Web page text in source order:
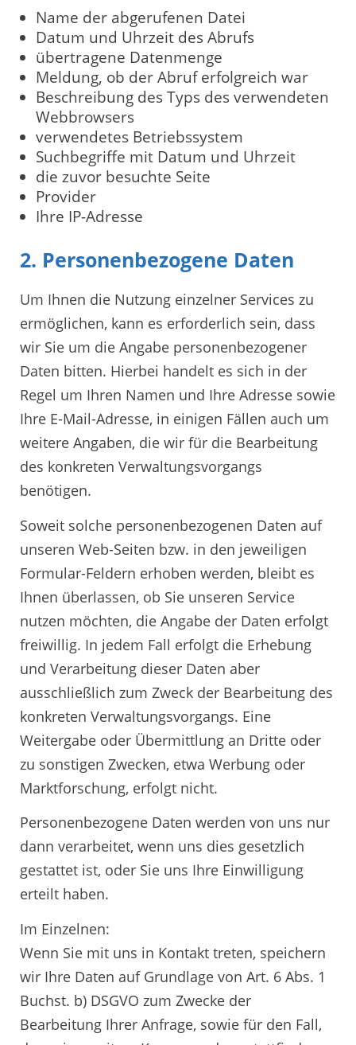
Name der abgerufenen Datei
Datum und Uhrzeit des Abrufs
übertragene Datenmenge
Meldung, ob der Abruf erfolgreich war
Beschreibung des Typs des verwendeten
Webbrowsers
verwendetes Betriebssystem
Suchbegriffe mit Datum und Uhrzeit
die zuvor besuchte Seite
Provider
Ihre IP-Adresse
2. Personenbezogene Daten
Um Ihnen die Nutzung einzelner Services zu
ermöglichen, kann es erforderlich sein, dass
wir Sie um die Angabe personenbezogener
Daten bitten. Hierbei handelt es sich in der
Regel um Ihren Namen und Ihre Adresse sowie
Ihre E-Mail-Adresse, in einigen Fällen auch um
weitere Angaben, die wir für die Bearbeitung
des konkreten Verwaltungsvorgangs
benötigen.
Soweit solche personenbezogenen Daten auf
unseren Web-Seiten bzw. in den jeweiligen
Formular-Feldern erhoben werden, bleibt es
Ihnen überlassen, ob Sie unseren Service
nutzen möchten, die Angabe der Daten erfolgt
freiwillig. In jedem Fall erfolgt die Erhebung
und Verarbeitung dieser Daten aber
ausschließlich zum Zweck der Bearbeitung des
konkreten Verwaltungsvorgangs. Eine
Weitergabe oder Übermittlung an Dritte oder
zu sonstigen Zwecken, etwa Werbung oder
Marktforschung, erfolgt nicht.
Personenbezogene Daten werden von uns nur
dann verarbeitet, wenn uns dies gesetzlich
gestattet ist, oder Sie uns Ihre Einwilligung
erteilt haben.
Im Einzelnen:
Wenn Sie mit uns in Kontakt treten, speichern
wir Ihre Daten auf Grundlage von Art. 6 Abs. 1
Buchst. b) DSGVO zum Zwecke der
Bearbeitung Ihrer Anfrage, sowie für den Fall,